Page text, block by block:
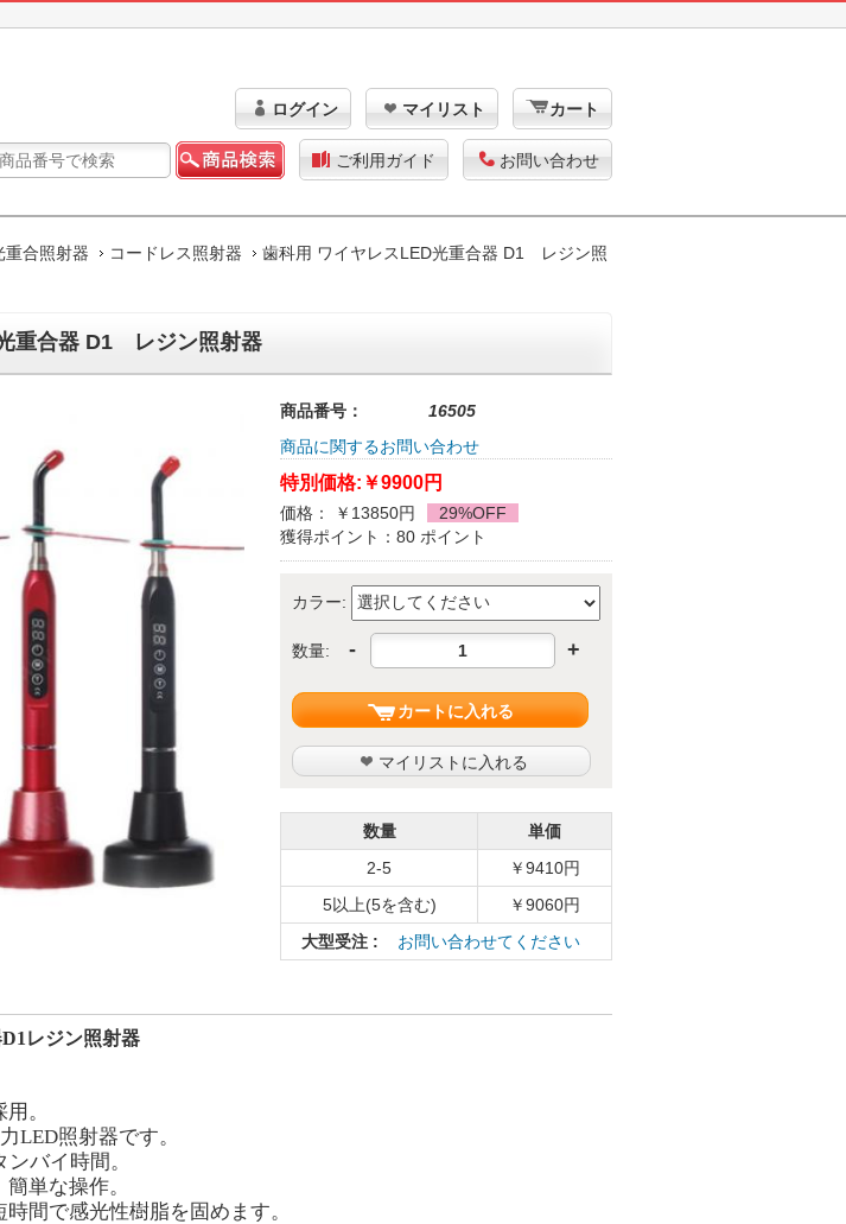
ログイン マイリスト カート
ご利用ガイド お問い合わせ
重合照射器 コードレス照射器
歯科用 ワイヤレスLED光重合器 D1 レジン照
重合器 D1 レジン照射器
商品番号：
16505
商品に関するお問い合わせ
特別価格: ￥9900円
価格： ￥13850円
29%OFF
獲得ポイント：80 ポイント
カラー:
数量: - +
カートに入れる
マイリストに入れる
数量
単価
2-5
￥9410円
5以上(5を含む)
￥9060円
大型受注 : お問い合わせてください
レジン照射器
。
LED照射器です。
バイ時間。
単な操作。
間で感光性樹脂を固めます。